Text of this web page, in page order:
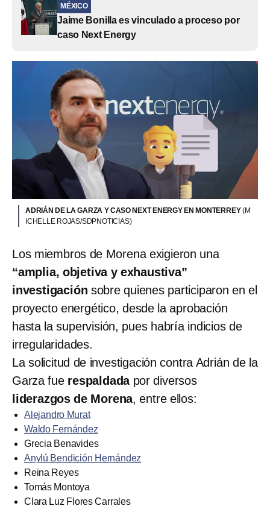
MÉXICO
Jaime Bonilla es vinculado a proceso por
caso Next Energy
ADRIÁN DE LA GARZA Y CASO NEXT ENERGY EN MONTERREY(M
ICHELLE ROJAS/SDPNOTICIAS)
Los miembros de Morena exigieron una
“amplia, objetiva y exhaustiva”
investigación sobre quienes participaron en el
proyecto energético, desde la aprobación
hasta la supervisión, pues habría indicios de
irregularidades.
La solicitud de investigación contra Adrián de la
Garza fue respaldadapor diversos
liderazgos de Morena, entre ellos:
Alejandro Murat
Waldo Fernández
Grecia Benavides
Anylú Bendición Hernández
Reina Reyes
Tomás Montoya
Clara Luz Flores Carrales